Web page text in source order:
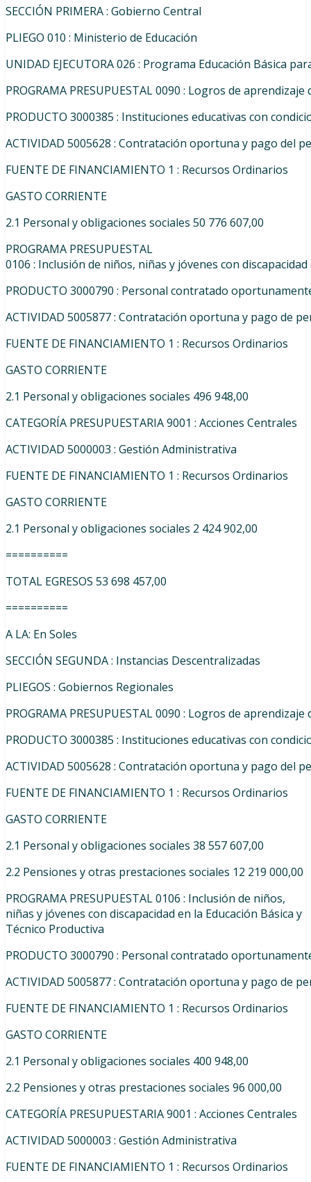
SECCIÓN PRIMERA : Gobierno Central
PLIEGO 010 : Ministerio de Educación
UNIDAD EJECUTORA026 : Programa Educación Básica
PROGRAMA PRESUPUESTAL0090 : Logros de aprendizaje
PRODUCTO 3000385 : Instituciones educativas con
ACTIVIDAD 5005628 : Contratación oportuna y pago del
FUENTE DE FINANCIAMIENTO 1 : Recursos Ordinarios
GASTO CORRIENTE
2.1 Personal yobligaciones sociales 50 776 607,00
PROGRAMA PRESUPUESTAL
0106 : Inclusión de niños, niñas y jóvenes con discapacidad
PRODUCTO 3000790 : Personal contratado
ACTIVIDAD 5005877: Contratación oportuna y pago de
FUENTE DE FINANCIAMIENTO 1 : Recursos Ordinarios
GASTO CORRIENTE
2.1 Personal yobligaciones sociales 496 948,00
CATEGORÍA PRESUPUESTARIA 9001 : Acciones Centrales
ACTIVIDAD 5000003 : Gestión Administrativa
FUENTE DE FINANCIAMIENTO 1 : Recursos Ordinarios
GASTO CORRIENTE
2.1 Personal yobligaciones sociales 2 424 902,00
==========
TOTAL EGRESOS 53 698 457,00
==========
A LA: En Soles
SECCIÓN SEGUNDA : Instancias Descentralizadas
PLIEGOS : Gobiernos Regionales
PROGRAMA PRESUPUESTAL0090 : Logros de aprendizaje
PRODUCTO 3000385 : Instituciones educativas con
ACTIVIDAD 5005628 : Contratación oportuna y pago del
FUENTE DE FINANCIAMIENTO 1 : Recursos Ordinarios
GASTO CORRIENTE
2.1 Personal yobligaciones sociales 38 557 607,00
2.2 Pensiones yotras prestaciones sociales 12 219 000,00
PROGRAMA PRESUPUESTAL 0106 : Inclusión de niños,
niñas y jóvenes con discapacidad en la Educación Básica y
Técnico Productiva
PRODUCTO 3000790 : Personal contratado
ACTIVIDAD 5005877: Contratación oportuna y pago de
FUENTE DE FINANCIAMIENTO 1 : Recursos Ordinarios
GASTO CORRIENTE
2.1 Personal yobligaciones sociales 400 948,00
2.2 Pensiones yotras prestaciones sociales 96 000,00
CATEGORÍA PRESUPUESTARIA 9001 : Acciones Centrales
ACTIVIDAD 5000003 : Gestión Administrativa
FUENTE DE FINANCIAMIENTO 1 : Recursos Ordinarios